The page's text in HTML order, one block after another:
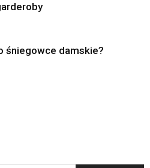
śniegowce damskie?